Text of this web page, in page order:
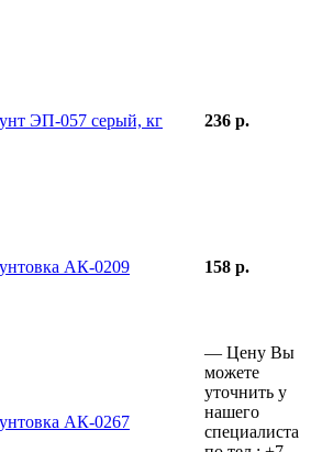
ЭП-057 серый, кг 236 р.
АК-0209 158 р.
АК-0267
— Цену Вы
можете
уточнить у
нашего
специалиста